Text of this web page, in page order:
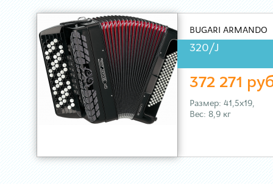
BUGARI ARMANDO
320/J
372 271
Размер: 41,5х19,
Вес: 8,9 кг